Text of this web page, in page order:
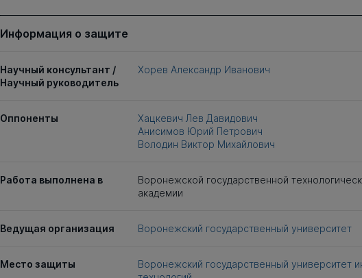
Информация о защите
Научный консультант /
Научный руководитель
Хорев Александр Иванович
Оппоненты
Хацкевич Лев Давидович
Анисимов Юрий Петрович
Володин Виктор Михайлович
Работа выполнена в
Воронежской государственной
академии
Ведущая организация Воронежский государственный университет
Место защиты
Воронежский государственный университет